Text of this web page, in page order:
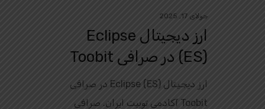
جولای 17, 2025
ارز دیجیتال Eclipse
(ES) در صرافی Toobit
ارز دیجیتال Eclipse (ES) در صرافی
Toobit آکادمی توبیت ایران. صرافی